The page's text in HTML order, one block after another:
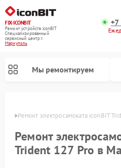
FIX-ICONBIT
Ремонт устройств iconBIT
Специализированный
cервисный центр г.
Мариуполь
Мы ремонтируем
Ремонт электросамоката iconBIT
Ремонт
Trident 127 Pro в